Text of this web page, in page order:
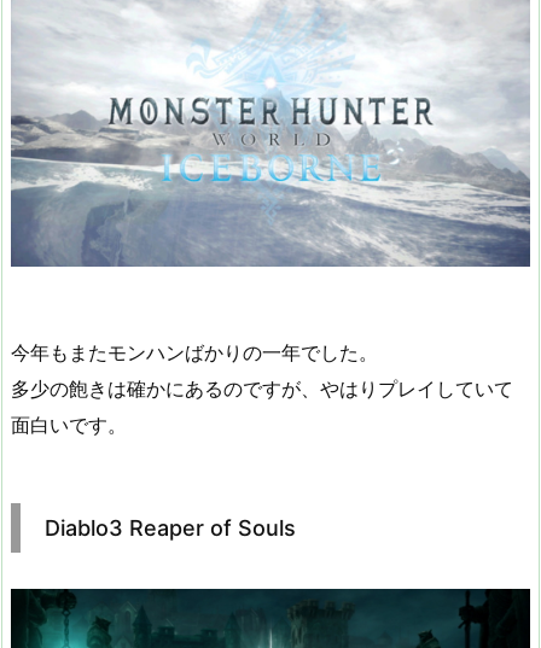
今年もまたモンハンばかりの一年でした。
多少の飽きは確かにあるのですが、やはりプレイしていて
面白いです。
Diablo3 Reaper of Souls